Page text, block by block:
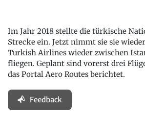
Im Jahr 2018 stellte die türkische
Strecke ein. Jetzt nimmt sie sie
Turkish Airlines wieder zwischen
fliegen. Geplant sind vorerst drei
das Portal Aero Routes berichtet.
Feedback